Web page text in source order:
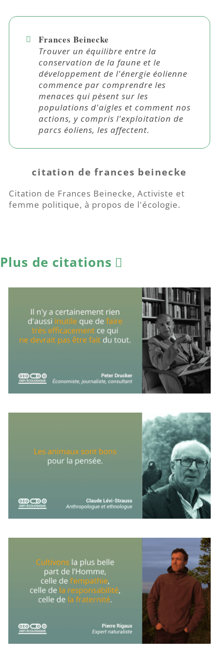
Frances Beinecke
Trouver un équilibre entre la
conservation de la faune et le
développement de l'énergie éolienne
commence par comprendre les
menaces qui pèsent sur les
populations d'aigles et comment nos
actions, y compris l'exploitation de
parcs éoliens, les affectent.
citation de frances beinecke
Citation de Frances Beinecke, Activiste et
femme politique, à propos de l'écologie.
Plus de citations